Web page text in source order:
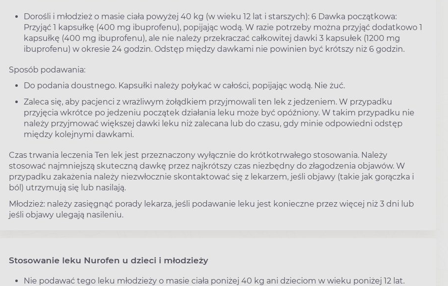
Dorośli i młodzież o masie ciała powyżej 40 kg (w wieku 12 lat i starszych): 6 Dawka początkowa:
Przyjąć 1 kapsułkę (400 mg ibuprofenu), popijając wodą. W razie potrzeby można przyjąć dodatkowo 1
kapsułkę (400 mg ibuprofenu), ale nie należy przekraczać całkowitej dawki 3 kapsułek (1200 mg
ibuprofenu) w okresie 24 godzin. Odstęp między dawkami nie powinien być krótszy niż 6 godzin.
Sposób podawania:
Do podania doustnego. Kapsułki należy połykać w całości, popijając wodą. Nie żuć.
Zaleca się, aby pacjenci z wrażliwym żołądkiem przyjmowali ten lek z jedzeniem. W przypadku
przyjęcia wkrótce po jedzeniu początek działania leku może być opóźniony. W takim przypadku nie
należy przyjmować większej dawki leku niż zalecana lub do czasu, gdy minie odpowiedni odstęp
między kolejnymi dawkami.
Czas trwania leczenia Ten lek jest przeznaczony wyłącznie do krótkotrwałego stosowania. Należy
stosować najmniejszą skuteczną dawkę przez najkrótszy czas niezbędny do złagodzenia objawów. W
przypadku zakażenia należy niezwłocznie skontaktować się z lekarzem, jeśli objawy (takie jak gorączka i
ból) utrzymują się lub nasilają.
Młodzież: należy zasięgnąć porady lekarza, jeśli podawanie leku jest konieczne przez więcej niż 3 dni lub
jeśli objawy ulegają nasileniu.
Stosowanie leku Nurofen u dzieci i młodzieży
Nie podawać tego leku młodzieży o masie ciała poniżej 40 kg ani dzieciom w wieku poniżej 12 lat.